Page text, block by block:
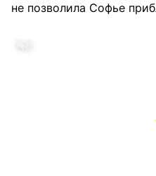
не позволила Софье